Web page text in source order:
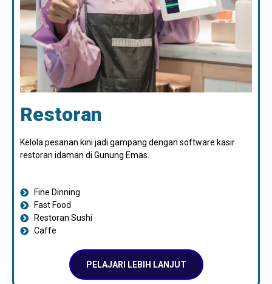
Restoran
Kelola pesanan kini jadi gampang dengan software kasir
restoran idaman di Gunung Emas.
Fine Dinning
Fast Food
Restoran Sushi
Caffe
PELAJARI LEBIH LANJUT